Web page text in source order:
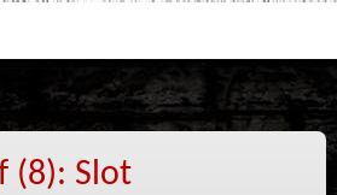
(8): Slot